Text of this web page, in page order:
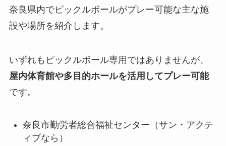
奈良県内でピックルボールがプレー可能な主な施
設や場所を紹介します。
いずれもピックルボール専用ではありませんが、
屋内体育館や多目的ホールを活用してプレー可能
です。
奈良市勤労者総合福祉センター（サン・アクテ
ィブなら）